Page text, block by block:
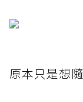
原本只是想